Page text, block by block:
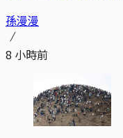
孫漫漫
8 小時前